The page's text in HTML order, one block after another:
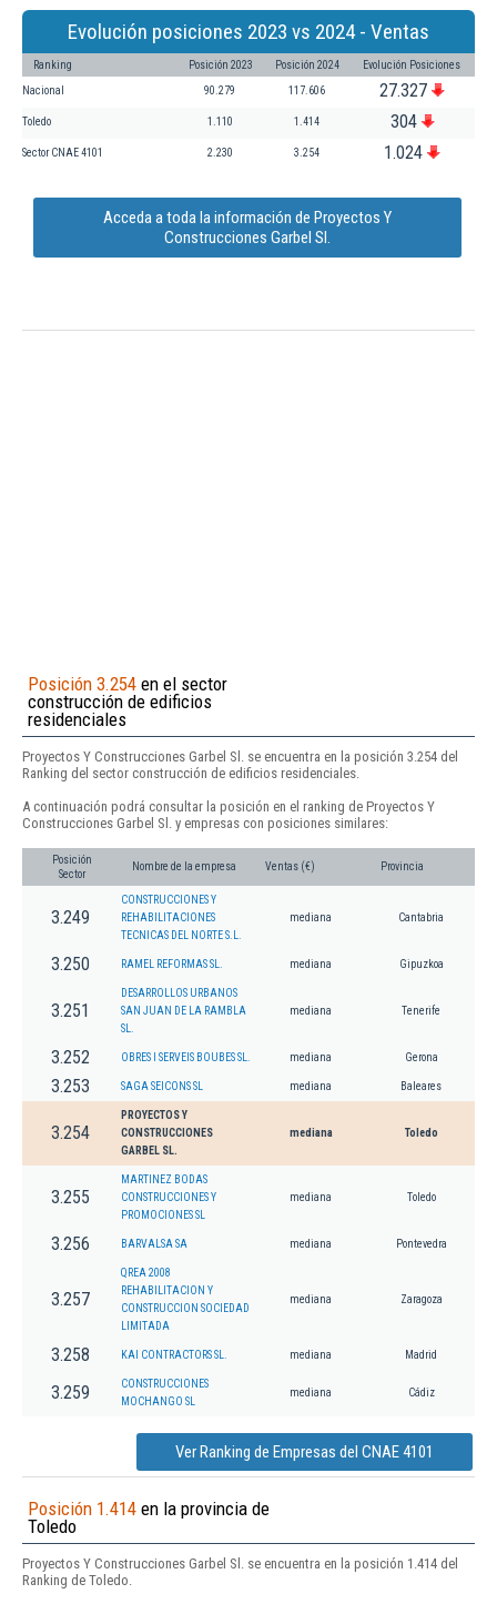
Evolución posiciones 2023 vs 2024 - Ventas
Ranking Posición 2023 Posición 2024 Evolución Posiciones
Nacional 90.279 117.606 27.327
Toledo 1.110 1.414 304
Sector CNAE 4101 2.230 3.254 1.024
Acceda a toda la información de Proyectos Y
Construcciones Garbel Sl.
Posición 3.254 en el sector
construcción de edificios
residenciales
Proyectos Y Construcciones Garbel Sl. se encuentra en la posición 3.254 del
Ranking del sector construcción de edificios residenciales.
A continuación podrá consultar la posición en el ranking de Proyectos Y
Construcciones Garbel Sl. y empresas con posiciones similares:
Posición
Sector
Nombre de la empresa Ventas (€) Provincia
3.249
CONSTRUCCIONES Y
REHABILITACIONES
TECNICAS DEL NORTE S.L.
mediana Cantabria
3.250 RAMEL REFORMAS SL. mediana Gipuzkoa
3.251
DESARROLLOS URBANOS
SAN JUAN DE LA RAMBLA
SL.
mediana Tenerife
3.252 OBRES I SERVEIS BOUBES SL. mediana Gerona
3.253 SAGA SEICONS SL mediana Baleares
3.254
PROYECTOS Y
CONSTRUCCIONES
GARBEL SL.
mediana Toledo
3.255
MARTINEZ BODAS
CONSTRUCCIONES Y
PROMOCIONES SL
mediana Toledo
3.256 BARVALSA SA mediana Pontevedra
3.257
QREA 2008
REHABILITACION Y
CONSTRUCCION SOCIEDAD
LIMITADA
mediana Zaragoza
3.258 KAI CONTRACTORS SL. mediana Madrid
3.259
CONSTRUCCIONES
MOCHANGO SL
mediana Cádiz
Ver Ranking de Empresas del CNAE 4101
Posición 1.414 en la provincia de
Toledo
Proyectos Y Construcciones Garbel Sl. se encuentra en la posición 1.414 del
Ranking de Toledo.